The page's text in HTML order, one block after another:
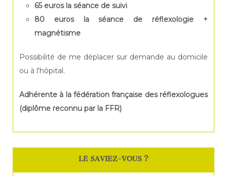
65 euros la séance de suivi
80 euros la séance de réflexologie +
magnétisme
Possibilité de me déplacer sur demande au domicile
ou à l'hôpital.
Adhérente à la fédération française des réflexologues
(diplôme reconnu par la FFR)
LE SAVIEZ-VOUS ?